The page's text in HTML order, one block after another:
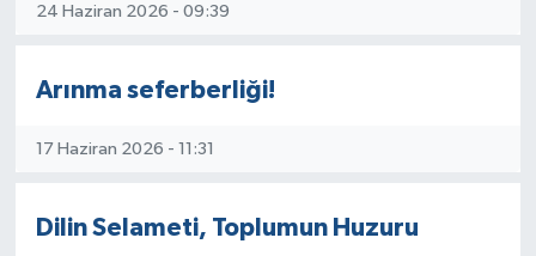
24 Haziran 2026 - 09:39
Arınma seferberliği!
17 Haziran 2026 - 11:31
Dilin Selameti, Toplumun Huzuru